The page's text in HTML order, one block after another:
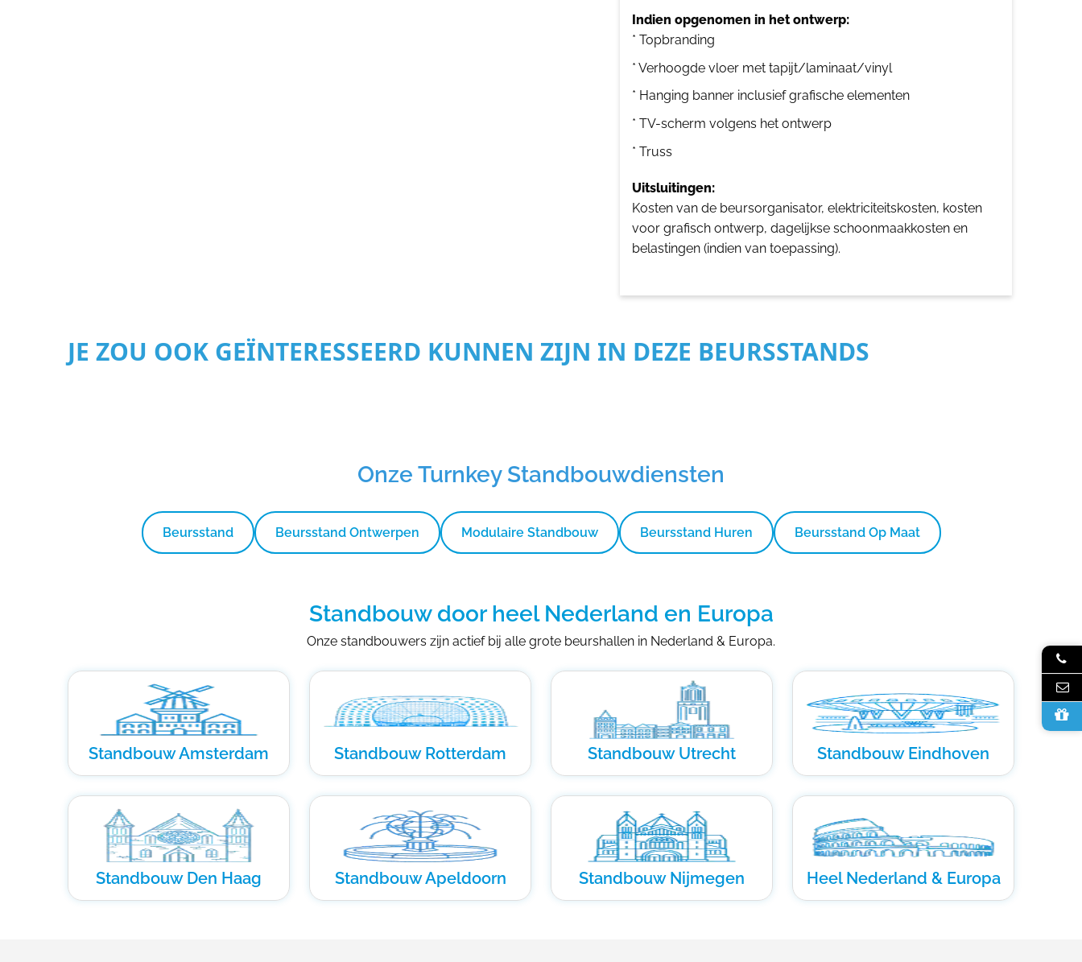
Indien opgenomen in het ontwerp:
* Topbranding
* Verhoogde vloer met tapijt/laminaat/vinyl
* Hanging banner inclusief grafische elementen
* TV-scherm volgens het ontwerp
* Truss
Uitsluitingen:
Kosten van de beursorganisator, elektriciteitskosten, kosten
voor grafisch ontwerp, dagelijkse schoonmaakkosten en
belastingen (indien van toepassing).
JE ZOU OOK GEÏNTERESSEERD KUNNEN ZIJN IN DEZE BEURSSTANDS
Onze Turnkey Standbouwdiensten
Beursstand Beursstand Ontwerpen Modulaire Standbouw Beursstand Huren Beursstand Op Maat
Standbouw door heel Nederland en Europa
Onze standbouwers zijn actief bij alle grote beurshallen in Nederland & Europa.
Standbouw Amsterdam Standbouw Rotterdam Standbouw Utrecht Standbouw Eindhoven
Standbouw Den Haag Standbouw Apeldoorn Standbouw Nijmegen Heel Nederland & Europa